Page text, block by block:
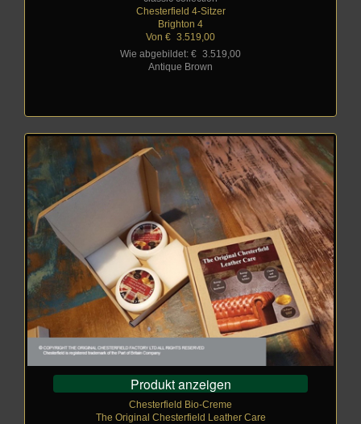
Chesterfield 4-Sitzer
Brighton 4
Von € 3.519,00
Wie abgebildet: € 3.519,00
Antique Brown
Produkt anzeigen
Chesterfield Bio-Creme
The Original Chesterfield Leather Care